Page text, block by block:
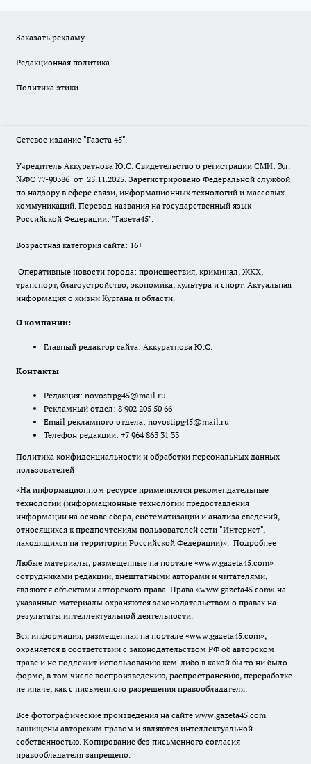
Заказать рекламу
Редакционная политика
Политика этики
Сетевое издание "Газета 45".
Учредитель Аккуратнова Ю.С. Свидетельство о регистрации СМИ: Эл.
№ФС 77-90386 от 25.11.2025. Зарегистрировано Федеральной службой
по надзору в сфере связи, информационных технологий и массовых
коммуникаций. Перевод названия на государственный язык
Российской Федерации: "Газета45".
Возрастная категория сайта: 16+
Оперативные новости города: происшествия, криминал, ЖКХ,
транспорт, благоустройство, экономика, культура и спорт. Актуальная
информация о жизни Кургана и области.
О компании:
Главный редактор сайта: Аккуратнова Ю.С.
Контакты
Редакция: novostipg45@mail.ru
Рекламный отдел: 8 902 205 50 66
Email рекламного отдела: novostipg45@mail.ru
Телефон редакции: +7 964 863 31 33
Политика конфиденциальности и обработки персональных данных
пользователей
«На информационном ресурсе применяются рекомендательные
технологии (информационные технологии предоставления
информации на основе сбора, систематизации и анализа сведений,
относящихся к предпочтениям пользователей сети "Интернет",
находящихся на территории Российской Федерации)». Подробнее
Любые материалы, размещенные на портале «www.gazeta45.com»
сотрудниками редакции, внештатными авторами и читателями,
являются объектами авторского права. Права «www.gazeta45.com» на
указанные материалы охраняются законодательством о правах на
результаты интеллектуальной деятельности.
Вся информация, размещенная на портале «www.gazeta45.com»,
охраняется в соответствии с законодательством РФ об авторском
праве и не подлежит использованию кем-либо в какой бы то ни было
форме, в том числе воспроизведению, распространению, переработке
не иначе, как с письменного разрешения правообладателя.
Все фотографические произведения на сайте www.gazeta45.com
защищены авторским правом и являются интеллектуальной
собственностью. Копирование без письменного согласия
правообладателя запрещено.